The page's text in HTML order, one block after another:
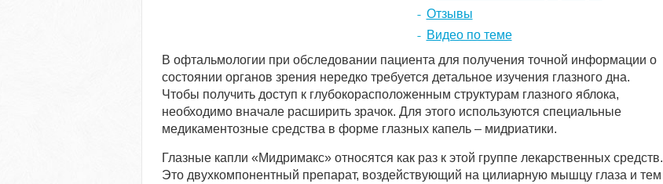
Отзывы
Видео по теме
В офтальмологии при обследовании пациента для получения точной информации о
состоянии органов зрения нередко требуется детальное изучения глазного дна.
Чтобы получить доступ к глубокорасположенным структурам глазного яблока,
необходимо вначале расширить зрачок. Для этого используются специальные
медикаментозные средства в форме глазных капель – мидриатики.
Глазные капли «Мидримакс» относятся как раз к этой группе лекарственных средств.
Это двухкомпонентный препарат, воздействующий на цилиарную мышцу глаза и тем